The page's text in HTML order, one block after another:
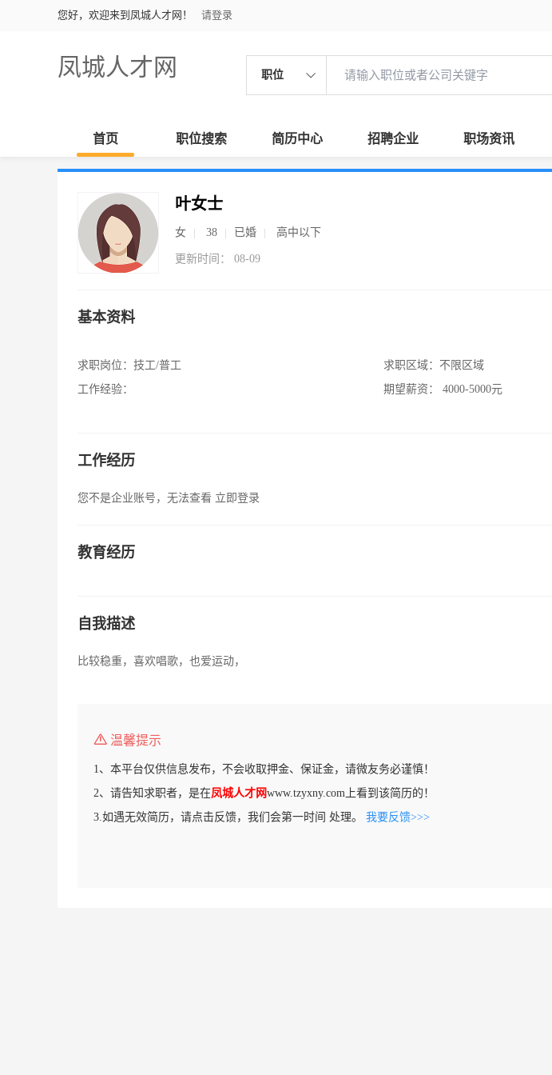
您好，欢迎来到凤城人才网！ 请登录
凤城人才网 职位
首页 职位搜索 简历中心 招聘企业 职场资讯
叶女士
女 38 已婚 高中以下
更新时间： 08-09
基本资料
求职岗位： 技工/普工
工作经验：
求职区域： 不限区域
期望薪资：
4000-5000元
工作经历
您不是企业账号，无法查看 立即登录
教育经历
自我描述
比较稳重，喜欢唱歌，也爱运动，
温馨提示
1、本平台仅供信息发布，不会收取押金、保证金，请微友务必谨慎！
2、请告知求职者，是在凤城人才网www.tzyxny.com上看到该简历的！
3.如遇无效简历，请点击反馈，我们会第一时间 处理。 我要反馈>>>